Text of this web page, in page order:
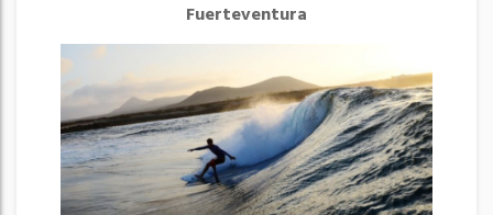
Fuerteventura